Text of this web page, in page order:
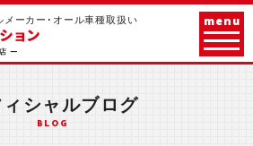
ーカー･オール車種取扱い menu
ィシャルブログ
BLOG